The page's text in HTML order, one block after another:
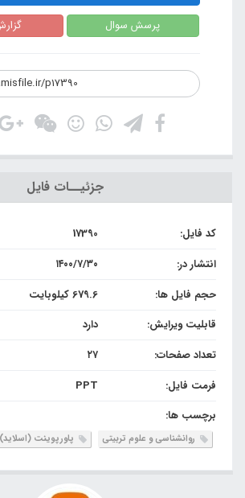
پرسش سوال
p17390
جزئیــات فایل
کد فایل:
17390
انتشار در:
۱۴۰۰/۷/۳۰
حجم فایل ها:
679.6 کیلوبایت
قابلیت ویرایش:
دارد
تعداد صفحات:
۲۷
فرمت فایل:
PPT
برچسب ها:
روانشناسی و علوم تربیتی پاورپوینت (اسلاید)